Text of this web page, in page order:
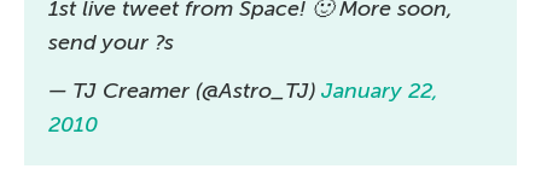
1st live tweet from Space! 🙂 More soon,
send your ?s
— TJ Creamer (@Astro_TJ) January 22,
2010